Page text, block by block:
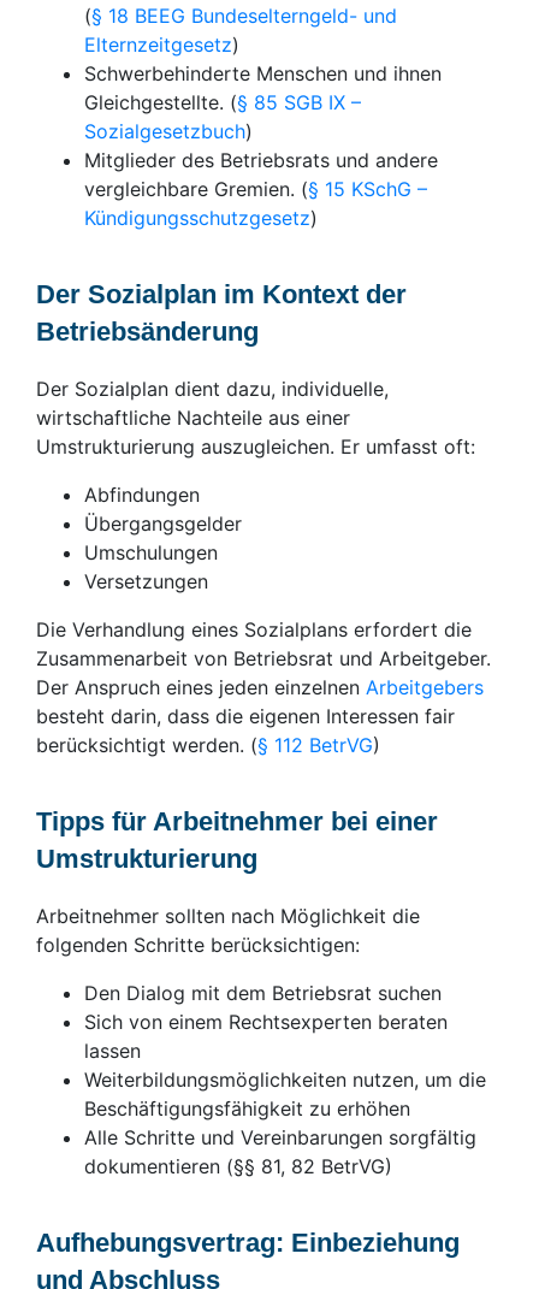
(§ 18 BEEG Bundeselterngeld- und
Elternzeitgesetz)
Schwerbehinderte Menschen und ihnen
Gleichgestellte. (§ 85 SGB IX –
Sozialgesetzbuch)
Mitglieder des Betriebsrats und andere
vergleichbare Gremien. (§ 15 KSchG –
Kündigungsschutzgesetz)
Der Sozialplan im Kontext der
Betriebsänderung
Der Sozialplan dient dazu, individuelle,
wirtschaftliche Nachteile aus einer
Umstrukturierung auszugleichen. Er umfasst oft:
Abfindungen
Übergangsgelder
Umschulungen
Versetzungen
Die Verhandlung eines Sozialplans erfordert die
Zusammenarbeit von Betriebsrat und Arbeitgeber.
Der Anspruch eines jeden einzelnen Arbeitgebers
besteht darin, dass die eigenen Interessen fair
berücksichtigt werden. (§ 112 BetrVG)
Tipps für Arbeitnehmer bei einer
Umstrukturierung​
Arbeitnehmer sollten nach Möglichkeit die
folgenden Schritte berücksichtigen:
Den Dialog mit dem Betriebsrat suchen
Sich von einem Rechtsexperten beraten
lassen
Weiterbildungsmöglichkeiten nutzen, um die
Beschäftigungsfähigkeit zu erhöhen
Alle Schritte und Vereinbarungen sorgfältig
dokumentieren (§§ 81, 82 BetrVG)
Aufhebungsvertrag: Einbeziehung
und Abschluss